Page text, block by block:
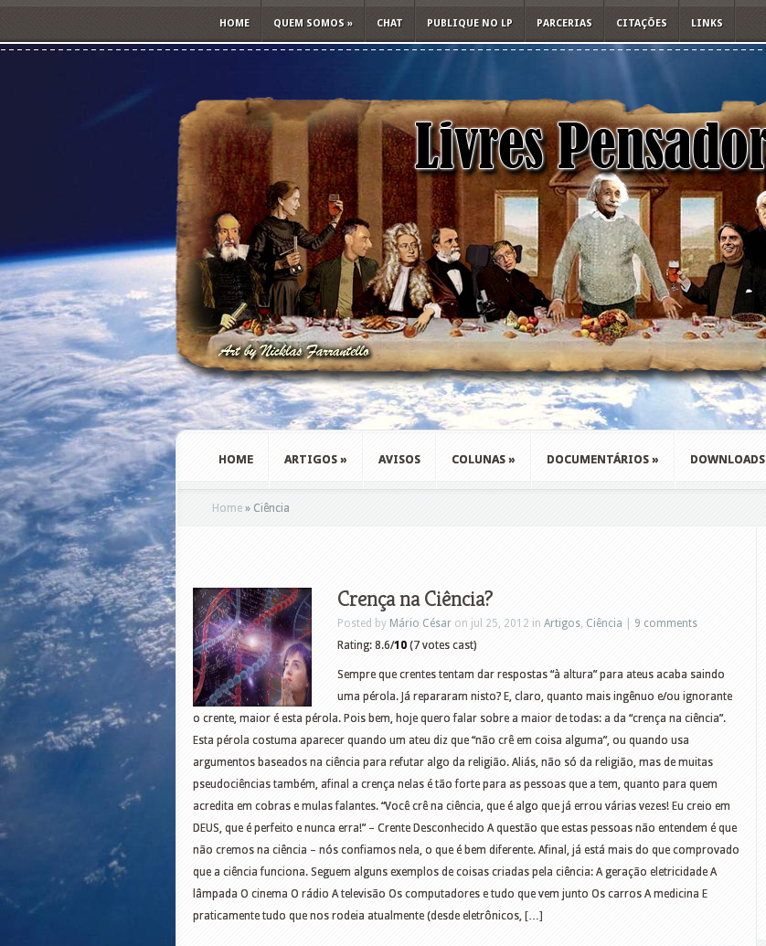
HOME QUEM SOMOS » CHAT PUBLIQUE NO LP PARCERIAS CITAÇÕES LINKS
HOME ARTIGOS » AVISOS COLUNAS » DOCUMENTÁRIOS » DOWNLOADS
Home » Ciência
Crença na Ciência?
Posted by Mário César on jul 25, 2012 in Artigos, Ciência
9 comments
Rating: 8.6/10 (7 votes cast)
Sempre que crentes tentam dar respostas “à altura” para ateus acaba saindo
uma pérola. Já repararam nisto? E, claro, quanto mais ingênuo e/ou ignorante
o crente, maior é esta pérola. Pois bem, hoje quero falar sobre a maior de todas: a da “crença na ciência”.
Esta pérola costuma aparecer quando um ateu diz que “não crê em coisa alguma”, ou quando usa
argumentos baseados na ciência para refutar algo da religião. Aliás, não só da religião, mas de muitas
pseudociências também, afinal a crença nelas é tão forte para as pessoas que a tem, quanto para quem
acredita em cobras e mulas falantes. “Você crê na ciência, que é algo que já errou várias vezes! Eu creio em
DEUS, que é perfeito e nunca erra!” – Crente Desconhecido A questão que estas pessoas não entendem é que
não cremos na ciência – nós confiamos nela, o que é bem diferente. Afinal, já está mais do que comprovado
que a ciência funciona. Seguem alguns exemplos de coisas criadas pela ciência: A geração eletricidade A
lâmpada O cinema O rádio A televisão Os computadores e tudo que vem junto Os carros A medicina E
praticamente tudo que nos rodeia atualmente (desde eletrônicos, […]